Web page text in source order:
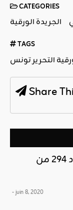
CATEGORIES
الجريدة الورقية
TAGS
التحرير تونس
Share
قراءة وتنزيل العدد 294 من
- juin 8, 2020